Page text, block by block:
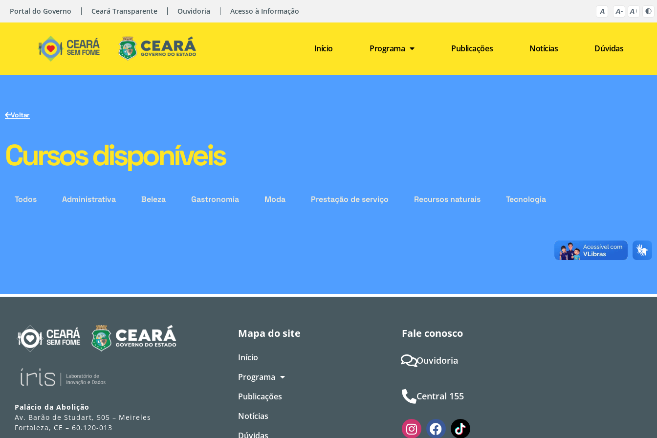
Portal do Governo Ceará Transparente Ouvidoria Acesso à Informação
Início Programa Publicações Notícias Dúvidas
Voltar
Cursos disponíveis
Todos Administrativa Beleza Gastronomia Moda Prestação de serviço Recursos naturais Tecnologia
Palácio da Abolição
Av. Barão de Studart, 505 – Meireles
Fortaleza, CE – 60.120-013
Mapa do site
Início
Programa
Publicações
Notícias
Dúvidas
Fale conosco
Ouvidoria
Central 155